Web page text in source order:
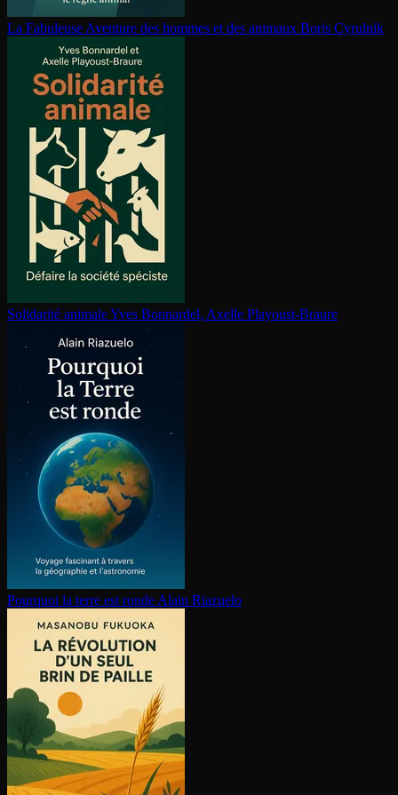
La Fabuleuse Aventure des hommes et des animaux Boris Cyrulnik
Solidarité animaleYves Bonnardel, Axelle Playoust-Braure
Pourquoi la terre est ronde Alain Riazuelo